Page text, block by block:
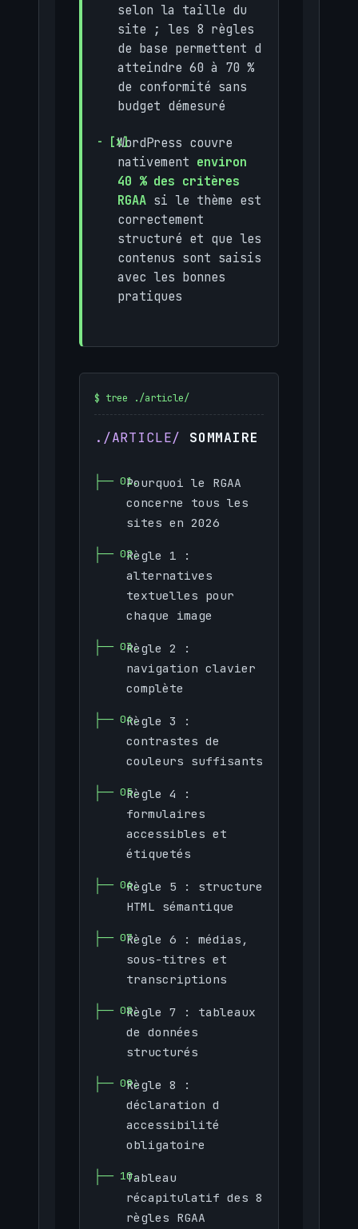
selon la taille du
site ; les 8 règles
de base permettent d
atteindre 60 à 70 %
de conformité sans
budget démesuré
WordPress couvre
nativement environ
40 % des critères
RGAA si le thème est
correctement
structuré et que les
contenus sont saisis
avec les bonnes
pratiques
SOMMAIRE
Pourquoi le RGAA
concerne tous les
sites en 2026
Règle 1 :
alternatives
textuelles pour
chaque image
Règle 2 :
navigation clavier
complète
Règle 3 :
contrastes de
couleurs suffisants
Règle 4 :
formulaires
accessibles et
étiquetés
Règle 5 : structure
HTML sémantique
Règle 6 : médias,
sous-titres et
transcriptions
Règle 7 : tableaux
de données
structurés
Règle 8 :
déclaration d
accessibilité
obligatoire
Tableau
récapitulatif des 8
règles RGAA